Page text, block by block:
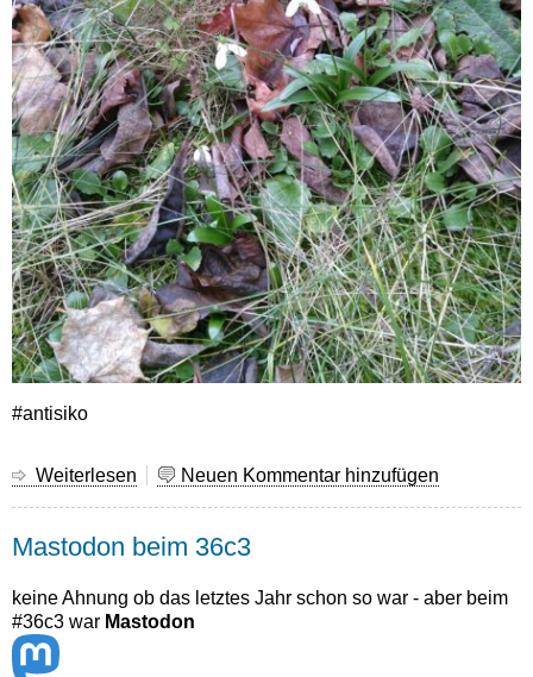
#antisiko
Weiterlesen über
Januar
Neuen Kommentar hinzufügen
Mastodon beim 36c3
keine Ahnung ob das letztes Jahr schon so war - aber beim
#36c3 war Mastodon